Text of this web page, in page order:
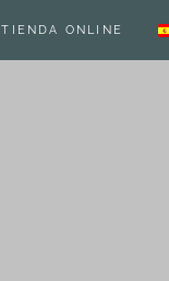
TIENDA ONLINE